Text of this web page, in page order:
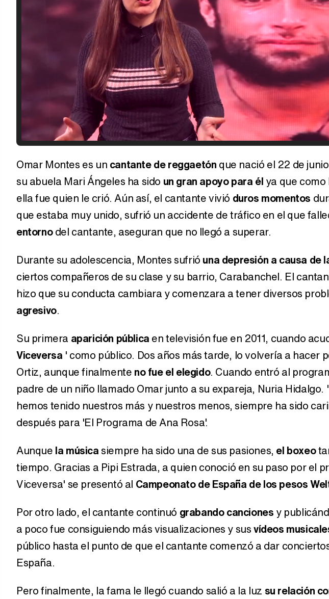
Omar Montes es un cantante de reggaetón que nació el 22 de
su abuela Mari Ángeles ha sido un gran apoyo para él ya que
ella fue quien le crió. Aún así, el cantante vivió duros momentos
que estaba muy unido, sufrió un accidente de tráfico en el que
entornodel cantante, aseguran que no llegó a superar.
Durante su adolescencia, Montes sufrió una depresión a causa de
ciertos compañeros de su clase y su barrio, Carabanchel. El
hizo que su conducta cambiara y comenzara a tener diversos
agresivo.
Su primera aparición pública en televisión fue en 2011, cuando
Viceversa ' como público. Dos años más tarde, lo volvería a hacer
Ortiz, aunque finalmente no fue el elegido. Cuando entró al
padre de un niño llamado Omar junto a su expareja, Nuria
hemos tenido nuestros más y nuestros menos, siempre ha sido
después para 'El Programa de Ana Rosa'.
Aunque la músicasiempre ha sido una de sus pasiones, el boxeo
tiempo. Gracias a Pipi Estrada, a quien conoció en su paso por el
Viceversa' se presentó al Campeonato de España de los pesos
Por otro lado, el cantante continuó grabando canciones y
a poco fue consiguiendo más visualizaciones y susvídeos
público hasta el punto de que el cantante comenzó a dar
España.
Pero finalmente, la fama le llegó cuando salió a la luz su relación